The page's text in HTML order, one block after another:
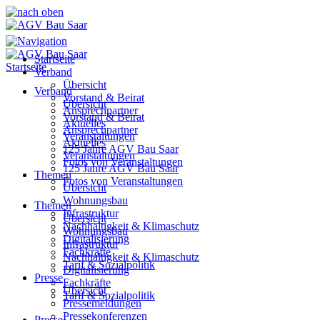
Startseite
Verband
Übersicht
Vorstand & Beirat
Ansprechpartner
Aktuelles
Veranstaltungen
125 Jahre AGV Bau Saar
Fotos von Veranstaltungen
Themen
Übersicht
Wohnungsbau
Infrastruktur
Nachhaltigkeit & Klimaschutz
Digitalisierung
Fachkräfte
Tarif & Sozialpolitik
Presse
Übersicht
Pressemeldungen
Pressekonferenzen
Startseite
Verband
Übersicht
Vorstand & Beirat
Ansprechpartner
Aktuelles
Veranstaltungen
125 Jahre AGV Bau Saar
Fotos von Veranstaltungen
Themen
Übersicht
Wohnungsbau
Infrastruktur
Nachhaltigkeit & Klimaschutz
Digitalisierung
Fachkräfte
Tarif & Sozialpolitik